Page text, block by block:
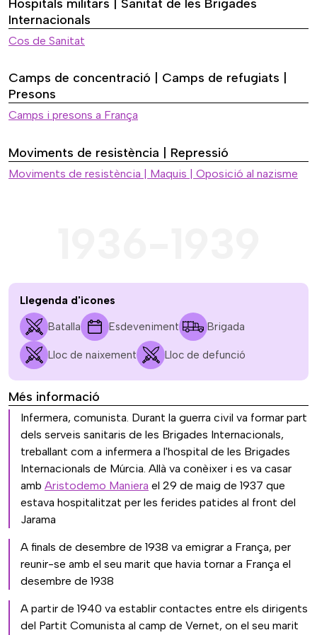
Hospitals militars | Sanitat de les Brigades
Internacionals
Cos de Sanitat
Camps de concentració | Camps de refugiats |
Presons
Camps i presons a França
Moviments de resistència | Repressió
Moviments de resistència | Maquis | Oposició al nazisme
Llegenda d'icones
Batalla Esdeveniment Brigada
Lloc de naixement Lloc de defunció
Més informació
Infermera, comunista. Durant la guerra civil va formar part
dels serveis sanitaris de les Brigades Internacionals,
treballant com a infermera a l'hospital de les Brigades
Internacionals de Múrcia. Allà va conèixer i es va casar
amb Aristodemo Maniera el 29 de maig de 1937 que
estava hospitalitzat per les ferides patides al front del
Jarama
A finals de desembre de 1938 va emigrar a França, per
reunir-se amb el seu marit que havia tornar a França el
desembre de 1938
A partir de 1940 va establir contactes entre els dirigents
del Partit Comunista al camp de Vernet, on el seu marit